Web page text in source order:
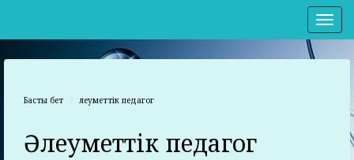
Басты бет Әлеуметтік педагог
Әлеуметтік педагог